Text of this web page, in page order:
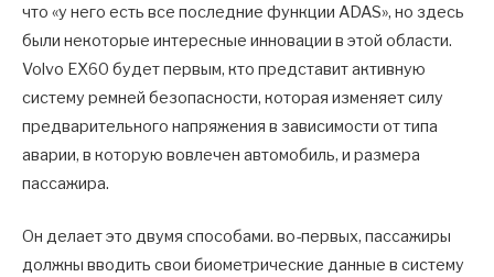
что «у него есть все последние функции ADAS», но здесь
были некоторые интересные инновации в этой области.
Volvo EX60 будет первым, кто представит активную
систему ремней безопасности, которая изменяет силу
предварительного напряжения в зависимости от типа
аварии, в которую вовлечен автомобиль, и размера
пассажира.
Он делает это двумя способами. во-первых, пассажиры
должны вводить свои биометрические данные в систему